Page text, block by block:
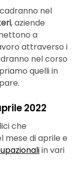
nel
, aziende
a
attraverso i
nel corso
quelli in
2022
che
mese di aprile e
in vari